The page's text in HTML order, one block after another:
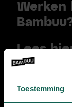
Toestemming
Werken
Lees
unieke
085 210